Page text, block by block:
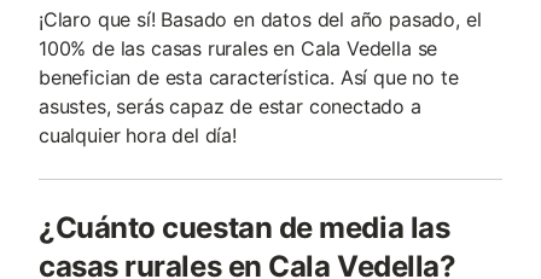
¡Claro que sí! Basado en datos del año pasado, el
100% de las casas rurales en Cala Vedella se
benefician de esta característica. Así que no te
asustes, serás capaz de estar conectado a
cualquier hora del día!
¿Cuánto cuestan de media las
casas rurales en Cala Vedella?